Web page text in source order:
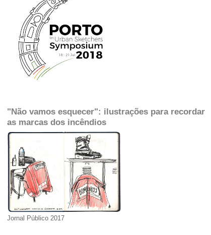
"Não vamos esquecer": ilustrações para recordar
as marcas dos incêndios
Jornal Público 2017